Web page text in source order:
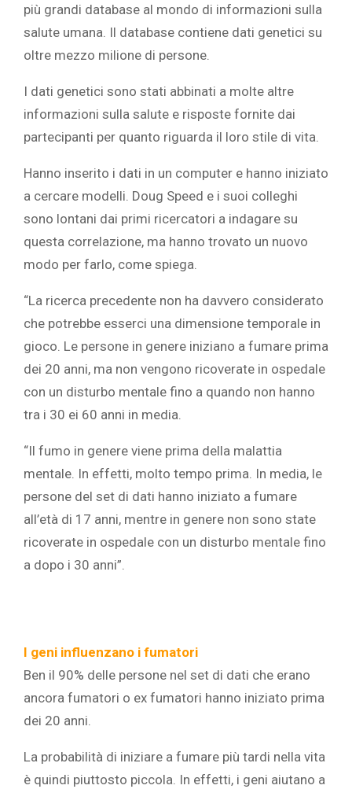
più grandi database al mondo di informazioni sulla
salute umana. Il database contiene dati genetici su
oltre mezzo milione di persone.
I dati genetici sono stati abbinati a molte altre
informazioni sulla salute e risposte fornite dai
partecipanti per quanto riguarda il loro stile di vita.
Hanno inserito i dati in un computer e hanno iniziato
a cercare modelli. Doug Speed e i suoi colleghi
sono lontani dai primi ricercatori a indagare su
questa correlazione, ma hanno trovato un nuovo
modo per farlo, come spiega.
“La ricerca precedente non ha davvero considerato
che potrebbe esserci una dimensione temporale in
gioco. Le persone in genere iniziano a fumare prima
dei 20 anni, ma non vengono ricoverate in ospedale
con un disturbo mentale fino a quando non hanno
tra i 30 ei 60 anni in media.
“Il fumo in genere viene prima della malattia
mentale. In effetti, molto tempo prima. In media, le
persone del set di dati hanno iniziato a fumare
all’età di 17 anni, mentre in genere non sono state
ricoverate in ospedale con un disturbo mentale fino
a dopo i 30 anni”.
I geni influenzano i fumatori
Ben il 90% delle persone nel set di dati che erano
ancora fumatori o ex fumatori hanno iniziato prima
dei 20 anni.
La probabilità di iniziare a fumare più tardi nella vita
è quindi piuttosto piccola. In effetti, i geni aiutano a